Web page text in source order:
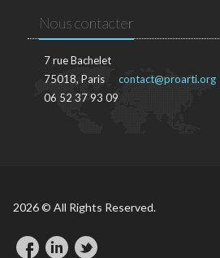
Nous contacter
7 rue Bachelet
75018, Paris
06 52 37 93 09
contact@proarti.org
2026 © All Rights Reserved.